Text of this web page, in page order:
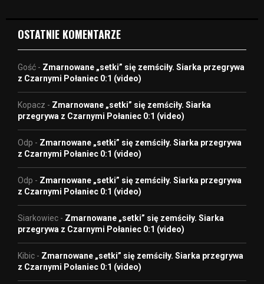
OSTATNIE KOMENTARZE
Gość - Zmarnowane „setki” się zemściły. Siarka przegrywa
z Czarnymi Połaniec 0:1 (video)
Kopacz - Zmarnowane „setki” się zemściły. Siarka
przegrywa z Czarnymi Połaniec 0:1 (video)
Odp - Zmarnowane „setki” się zemściły. Siarka przegrywa
z Czarnymi Połaniec 0:1 (video)
Odp - Zmarnowane „setki” się zemściły. Siarka przegrywa
z Czarnymi Połaniec 0:1 (video)
Siarkowiec - Zmarnowane „setki” się zemściły. Siarka
przegrywa z Czarnymi Połaniec 0:1 (video)
Kibic - Zmarnowane „setki” się zemściły. Siarka przegrywa
z Czarnymi Połaniec 0:1 (video)